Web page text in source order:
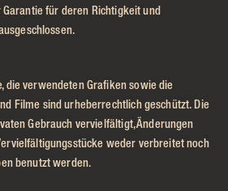
für deren Richtigkeit und
die verwendeten Grafiken sowie die
Filme sind urheberrechtlich geschützt. Die
Gebrauch vervielfältigt, Änderungen
weder verbreitet noch
benutzt werden.